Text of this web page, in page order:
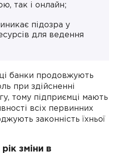
так і онлайн;
підозра у
для ведення
банки продовжують
при здійсненні
тому підприємці мають
всіх первинних
законність їхньої
зміни в